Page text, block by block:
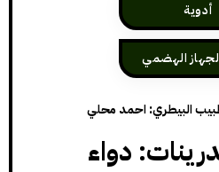
أدوية
الهضمي
البيطري: احمد محلي
دواء